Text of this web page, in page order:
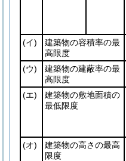
(イ)
建築物の容積率の最
高限度
(ウ)
建築物の建蔽率の最
高限度
(エ)
建築物の敷地面積の
最低限度
(オ)
建築物の高さの最高
限度